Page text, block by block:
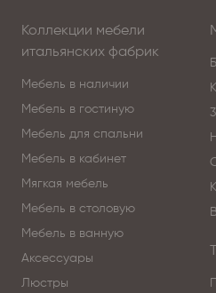
Коллекции мебели
итальянских фабрик
Мебель в наличии
Мебель в гостиную
Мебель для спальни
Мебель в кабинет
Мягкая мебель
Мебель в столовую
Мебель в ванную
Аксессуары
Люстры